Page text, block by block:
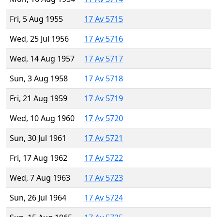
Fri, 5 Aug 1955
17 Av 5715
Wed, 25 Jul 1956
17 Av 5716
Wed, 14 Aug 1957
17 Av 5717
Sun, 3 Aug 1958
17 Av 5718
Fri, 21 Aug 1959
17 Av 5719
Wed, 10 Aug 1960
17 Av 5720
Sun, 30 Jul 1961
17 Av 5721
Fri, 17 Aug 1962
17 Av 5722
Wed, 7 Aug 1963
17 Av 5723
Sun, 26 Jul 1964
17 Av 5724